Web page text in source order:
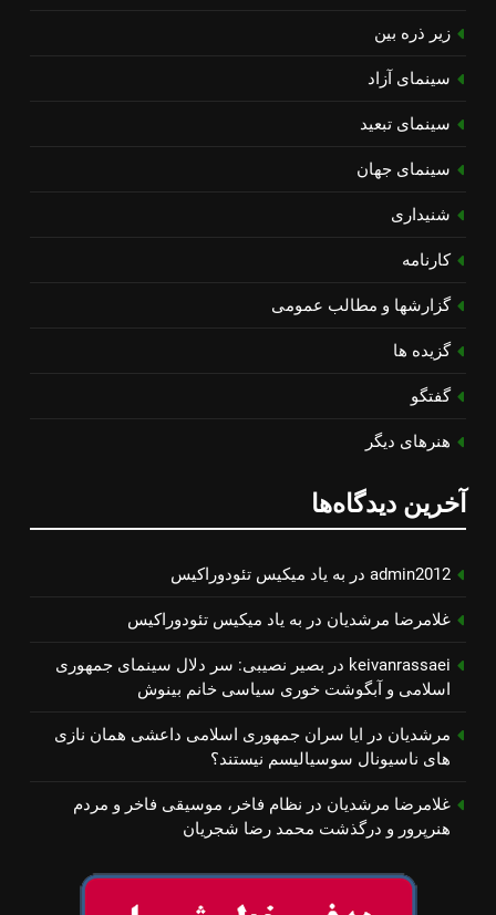
زیر ذره بین
سینمای آزاد
سینمای تبعید
سینمای جهان
شنیداری
کارنامه
گزارشها و مطالب عمومی
گزیده ها
گفتگو
هنرهای دیگر
آخرین دیدگاه‌ها
admin2012 در به یاد میكیس تئودوراكیس
غلامرضا مرشدیان در به یاد میكیس تئودوراكیس
keivanrassaei در بصیر نصیبی: سر دلال سینمای جمهوری
اسلامی و آبگوشت خوری سیاسی خانم بینوش
مرشدیان در ایا سران جمهوری اسلامی داعشی همان نازی
های ناسیونال سوسیالیسم نیستند؟
غلامرضا مرشدیان در نظام فاخر، موسیقی فاخر و مردم
هنرپرور و درگذشت محمد رضا شجریان